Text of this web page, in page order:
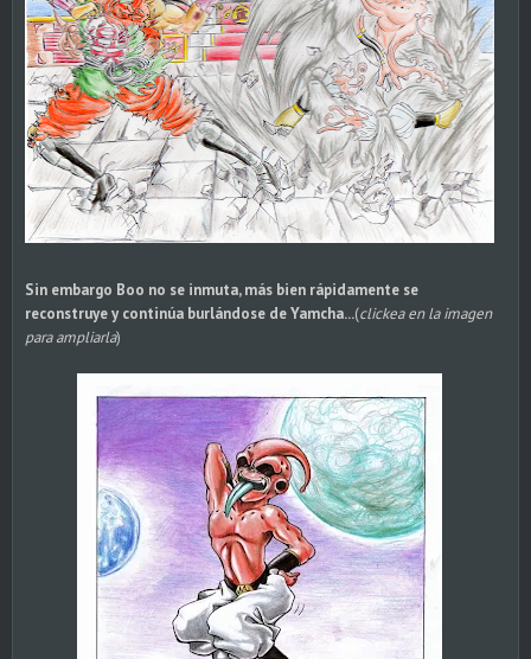
Sin embargo Boo no se inmuta, más bien rápidamente se
reconstruye y continúa burlándose de Yamcha...(clickea en la imagen
para ampliarla)